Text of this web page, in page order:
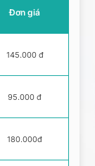
Đơn giá
145.000 đ
95.000 đ
180.000đ